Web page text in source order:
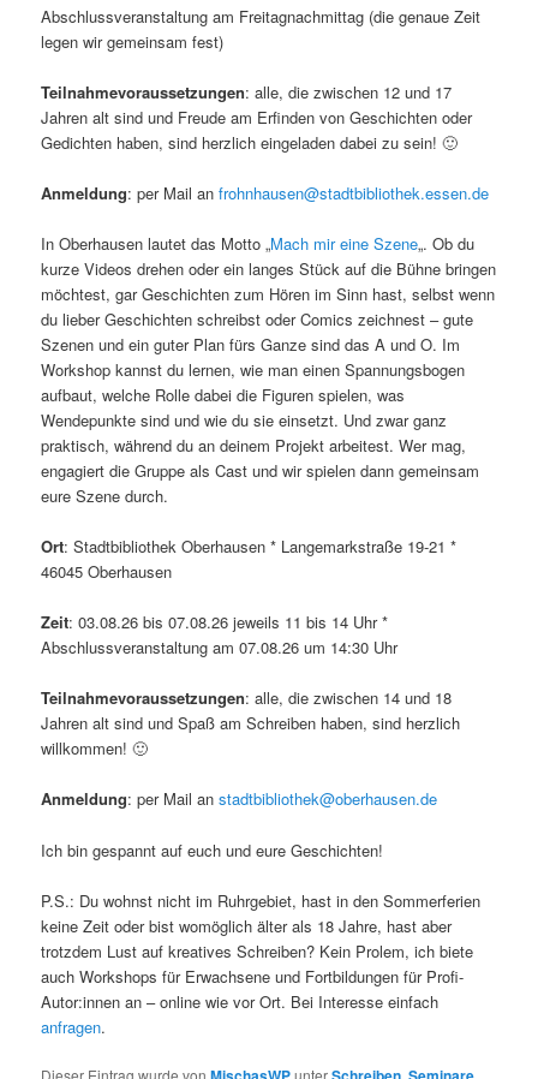
Abschlussveranstaltung am Freitagnachmittag (die genaue Zeit
legen wir gemeinsam fest)
Teilnahmevoraussetzungen: alle, die zwischen 12 und 17
Jahren alt sind und Freude am Erfinden von Geschichten oder
Gedichten haben, sind herzlich eingeladen dabei zu sein! 🙂
Anmeldung: per Mail anfrohnhausen@stadtbibliothek.essen.de
In Oberhausen lautet das Motto „Mach mir eine Szene„. Ob du
kurze Videos drehen oder ein langes Stück auf die Bühne bringen
möchtest, gar Geschichten zum Hören im Sinn hast, selbst wenn
du lieber Geschichten schreibst oder Comics zeichnest – gute
Szenen und ein guter Plan fürs Ganze sind das A und O. Im
Workshop kannst du lernen, wie man einen Spannungsbogen
aufbaut, welche Rolle dabei die Figuren spielen, was
Wendepunkte sind und wie du sie einsetzt. Und zwar ganz
praktisch, während du an deinem Projekt arbeitest. Wer mag,
engagiert die Gruppe als Cast und wir spielen dann gemeinsam
eure Szene durch.
Ort: Stadtbibliothek Oberhausen * Langemarkstraße 19-21 *
46045 Oberhausen
Zeit: 03.08.26 bis 07.08.26 jeweils 11 bis 14 Uhr *
Abschlussveranstaltung am 07.08.26 um 14:30 Uhr
Teilnahmevoraussetzungen: alle, die zwischen 14 und 18
Jahren alt sind und Spaß am Schreiben haben, sind herzlich
willkommen! 🙂
Anmeldung: per Mail anstadtbibliothek@oberhausen.de
Ich bin gespannt auf euch und eure Geschichten!
P.S.: Du wohnst nicht im Ruhrgebiet, hast in den Sommerferien
keine Zeit oder bist womöglich älter als 18 Jahre, hast aber
trotzdem Lust auf kreatives Schreiben? Kein Prolem, ich biete
auch Workshops für Erwachsene und Fortbildungen für Profi-
Autor:innen an – online wie vor Ort. Bei Interesse einfach
anfragen.
Dieser Eintrag wurde von unter , ,